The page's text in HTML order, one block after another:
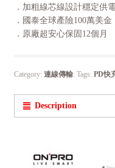
．加粗線芯線設計穩定供
．國泰全球產險100萬美金
．原廠超安心保固12個月
Category: 連線傳輸. Tags: PD快
Description